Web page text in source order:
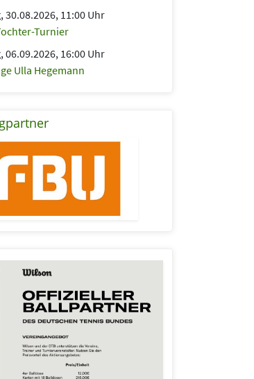
30.08.2026, 11:00 Uhr
Turnier
06.09.2026, 16:00 Uhr
Ulla Hegemann